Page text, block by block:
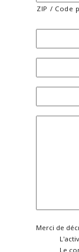
ZIP / Code
Merci de
Le